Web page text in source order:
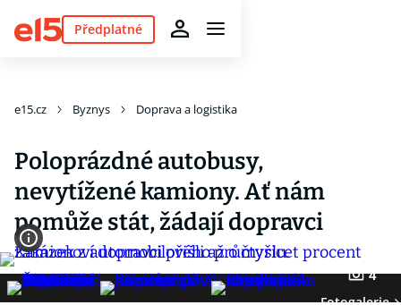
Předplatné
e15.cz Byznys Doprava a logistika
Poloprázdné autobusy,
nevytížené kamiony. Ať nám
pomůže stát, žádají dopravci
4